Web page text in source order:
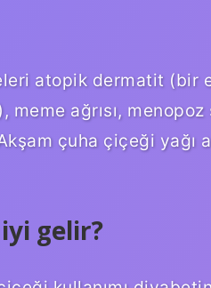
atopik dermatit (bir
ağrısı, menopoz
çuha çiçeği yağı
gelir?